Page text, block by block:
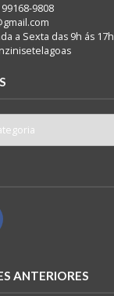
9808
a Sexta das 9h ás 17h
ANTERIORES